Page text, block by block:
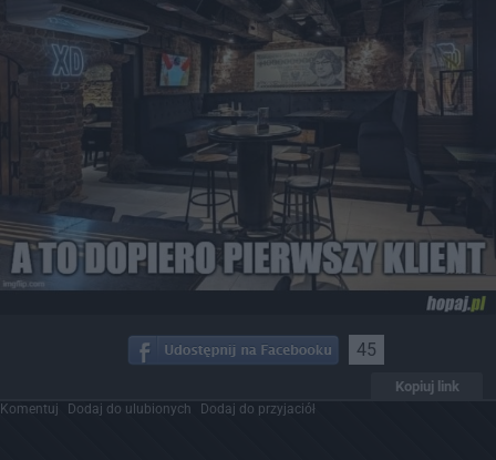
45
Kopiuj link
Komentuj Dodaj do ulubionych Dodaj do przyjaciół